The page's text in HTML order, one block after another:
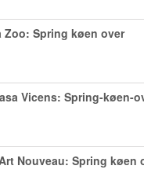
Zoo: Spring køen over
Vicens: Spring-køen-
Nouveau: Spring køen